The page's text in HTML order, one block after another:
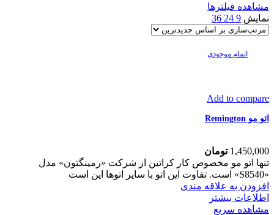
مشاهده فیلترها
نمایش 9
24
36
اتمام موجودی
Add to compare
اتو مو Remington
1,450,000 تومان
تنها اتو مو مخصوص کار کراتین از شرکت «رمینگتون» مدل
«S8540» است. تفاوت این اتو با سایر اتوها این است
افزودن به علاقه مندی
اطلاعات بیشتر
مشاهده سریع